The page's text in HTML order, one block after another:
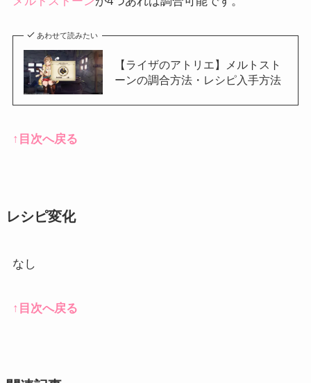
あわせて読みたい
【ライザのアトリエ】メルトスト
ーンの調合方法・レシピ入手方法
↑目次へ戻る
レシピ変化
なし
↑目次へ戻る